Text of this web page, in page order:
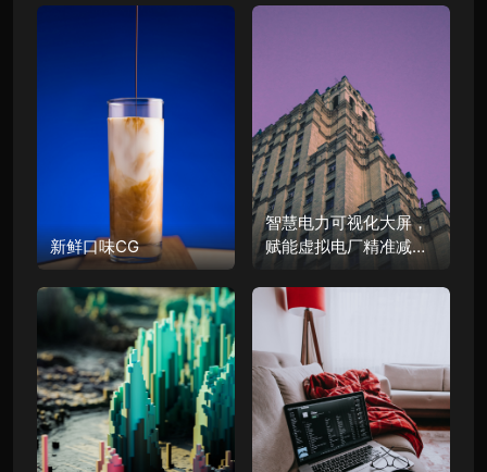
新鲜口味CG
智慧电力可视化大屏，
赋能虚拟电厂精准减碳|